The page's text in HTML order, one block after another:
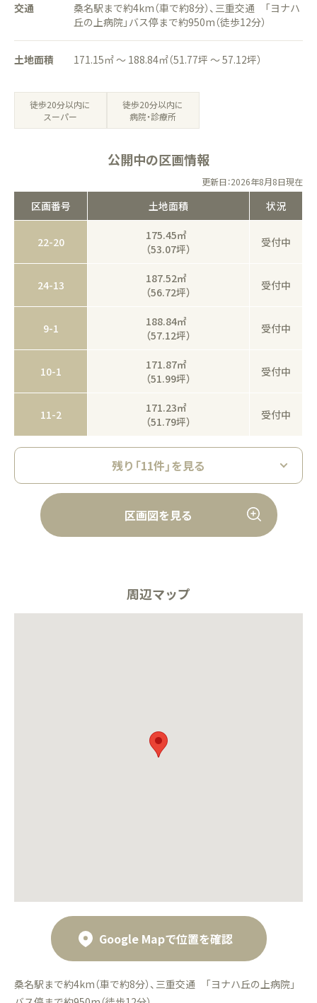
交通
桑名駅まで約4km（車で約8分）、三重交通 「ヨナハ
丘の上病院」バス停まで約950m（徒歩12分）
土地面積 171.15㎡ ～ 188.84㎡（51.77坪 ～ 57.12坪）
徒歩20分以内に
スーパー
徒歩20分以内に
病院・診療所
公開中の区画情報
更新日：2026年8月8日現在
区画番号 土地面積 状況
22-20
175.45㎡
（53.07坪）
受付中
24-13
187.52㎡
（56.72坪）
受付中
9-1
188.84㎡
（57.12坪）
受付中
10-1
171.87㎡
（51.99坪）
受付中
11-2
171.23㎡
（51.79坪）
受付中
残り「11件」を見る
区画図を見る
周辺マップ
桑名駅まで約4km（車で約8分）、三重交通 「ヨナハ丘の上病院」
Google Mapで位置を確認